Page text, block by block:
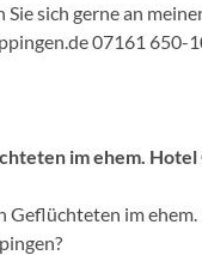
sich gerne an
07161 650-
im ehem. Hotel
im